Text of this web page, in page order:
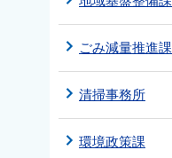
ごみ減量推進課
清掃事務所
環境政策課